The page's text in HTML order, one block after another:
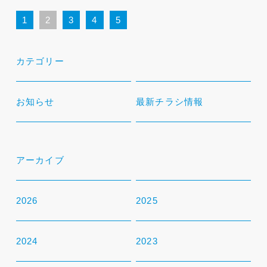
カテゴリー
お知らせ 最新チラシ情報
アーカイブ
2026 2025
2024 2023
1 2 3 4 5